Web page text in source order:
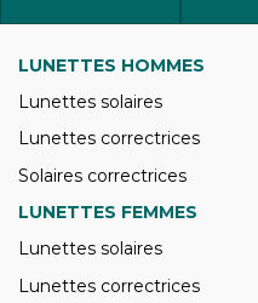
LUNETTES HOMMES
Lunettes solaires
Lunettes correctrices
Solaires correctrices
LUNETTES FEMMES
Lunettes solaires
Lunettes correctrices